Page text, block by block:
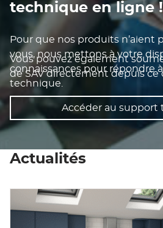
technique en ligne !
Pour que nos produits n’aient
vous, nous mettons à votre
connaissances pour répondre
technique.
Vous pouvez également
de SAV directement depuis ce
Accéder au support
Actualités